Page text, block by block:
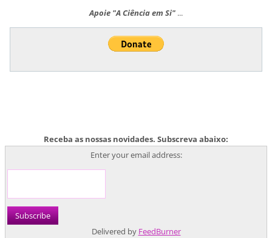
Apoie "A Ciência em Si" ...
Receba as nossas novidades. Subscreva abaixo:
Enter your email address:
Delivered by FeedBurner